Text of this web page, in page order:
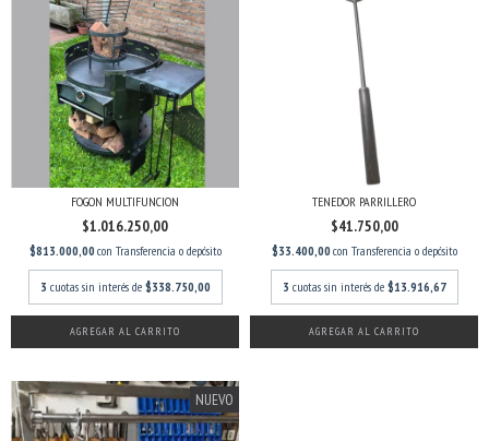
FOGON MULTIFUNCION
$1.016.250,00
$813.000,00con Transferencia o depósito
3 cuotas sin interés de $338.750,00
AGREGAR AL CARRITO
TENEDOR PARRILLERO
$41.750,00
$33.400,00con Transferencia o depósito
3 cuotas sin interés de $13.916,67
NUEVO